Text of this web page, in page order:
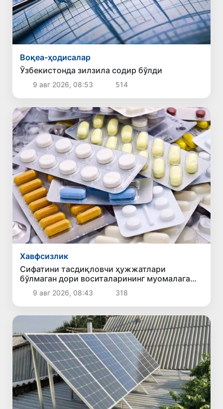
Воқеа-ҳодисалар
Ўзбекистонда зилзила содир бўлди
9 авг 2026, 08:53 514
Хавфсизлик
Сифатини тасдиқловчи ҳужжатлари
бўлмаган дори воситаларининг муомалага
киритилишининг олди олинди
9 авг 2026, 08:43 318